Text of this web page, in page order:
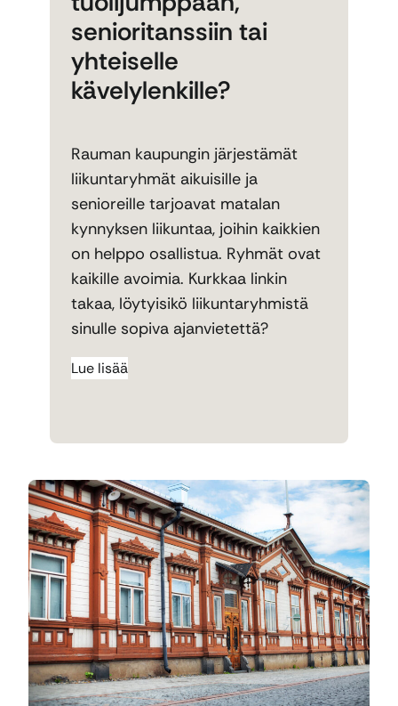
senioritanssiin tai
yhteiselle
kävelylenkille?
Rauman kaupungin järjestämät
liikuntaryhmät aikuisille ja
senioreille tarjoavat matalan
kynnyksen liikuntaa, joihin kaikkien
on helppo osallistua. Ryhmät ovat
kaikille avoimia. Kurkkaa linkin
takaa, löytyisikö liikuntaryhmistä
sinulle sopiva ajanvietettä?
Lue lisää